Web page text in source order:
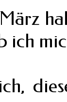
ich